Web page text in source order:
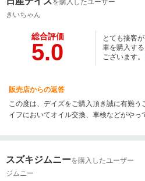
きいちゃん
総合評価
5.0
とても接客
車を購入す
ございます。
販売店からの返答
この度は、デイズをご購入頂き誠に有難うございました
イフにおいてオイル交換、車検などがやっ
スズキジムニーを購入したユーザー
ジムニー